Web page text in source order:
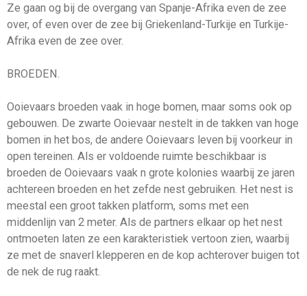
Ze gaan og bij de overgang van Spanje-Afrika even de zee
over, of even over de zee bij Griekenland-Turkije en Turkije-
Afrika even de zee over.
BROEDEN.
Ooievaars broeden vaak in hoge bomen, maar soms ook op
gebouwen. De zwarte Ooievaar nestelt in de takken van hoge
bomen in het bos, de andere Ooievaars leven bij voorkeur in
open tereinen. Als er voldoende ruimte beschikbaar is
broeden de Ooievaars vaak n grote kolonies waarbij ze jaren
achtereen broeden en het zefde nest gebruiken. Het nest is
meestal een groot takken platform, soms met een
middenlijn van 2 meter. Als de partners elkaar op het nest
ontmoeten laten ze een karakteristiek vertoon zien, waarbij
ze met de snaverl klepperen en de kop achterover buigen tot
de nek de rug raakt.